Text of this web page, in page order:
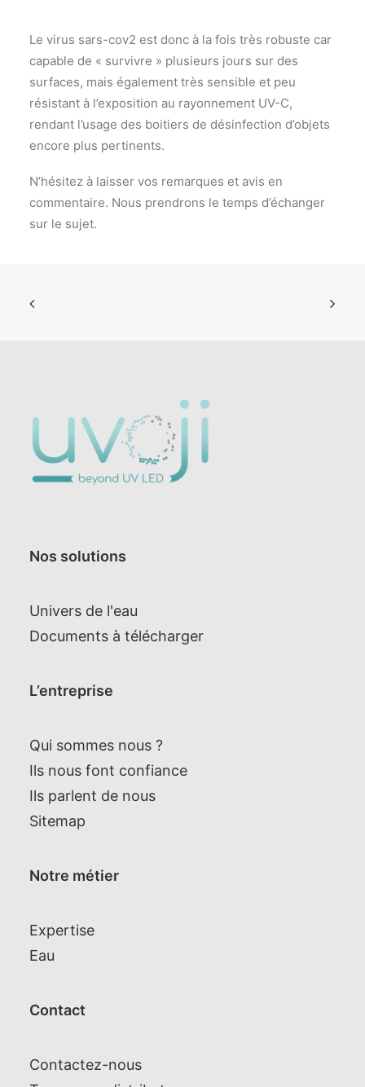
Le virus sars-cov2 est donc à la fois très robuste car
capable de « survivre » plusieurs jours sur des
surfaces, mais également très sensible et peu
résistant à l’exposition au rayonnement UV-C,
rendant l’usage des boitiers de désinfection d’objets
encore plus pertinents.
N’hésitez à laisser vos remarques et avis en
commentaire. Nous prendrons le temps d’échanger
sur le sujet.
Nos solutions
Univers de l'eau
Documents à télécharger
L’entreprise
Qui sommes nous ?
Ils nous font confiance
Ils parlent de nous
Sitemap
Notre métier
Expertise
Eau
Contact
Contactez-nous